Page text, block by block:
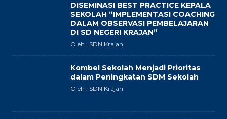
DISEMINASI BEST PRACTICE KEPALA
SEKOLAH “IMPLEMENTASI COACHING
DALAM OBSERVASI PEMBELAJARAN
DI SD NEGERI KRAJAN”
Oleh : SDN Krajan
Kombel Sekolah Menjadi Prioritas
dalam Peningkatan SDM Sekolah
Oleh : SDN Krajan